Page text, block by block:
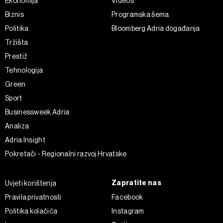
Biznis
Politika
Tržišta
Prestiž
Tehnologija
Green
Sport
Businessweek Adria
Analiza
Adria Insight
Pokretači - Regionalni razvoj Hrvatske
Programska šema
Bloomberg Adria događanja
Uvjeti korištenja
Pravila privatnosti
Politika kolačića
Zapratite nas
Facebook
Instagram